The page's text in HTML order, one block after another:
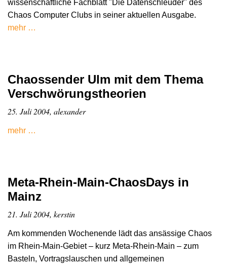
wissenschaftliche Fachblatt "Die Datenschleuder" des
Chaos Computer Clubs in seiner aktuellen Ausgabe.
mehr …
Chaossender Ulm mit dem Thema
Verschwörungstheorien
25. Juli 2004, alexander
mehr …
Meta-Rhein-Main-ChaosDays in
Mainz
21. Juli 2004, kerstin
Am kommenden Wochenende lädt das ansässige Chaos
im Rhein-Main-Gebiet – kurz Meta-Rhein-Main – zum
Basteln, Vortragslauschen und allgemeinen